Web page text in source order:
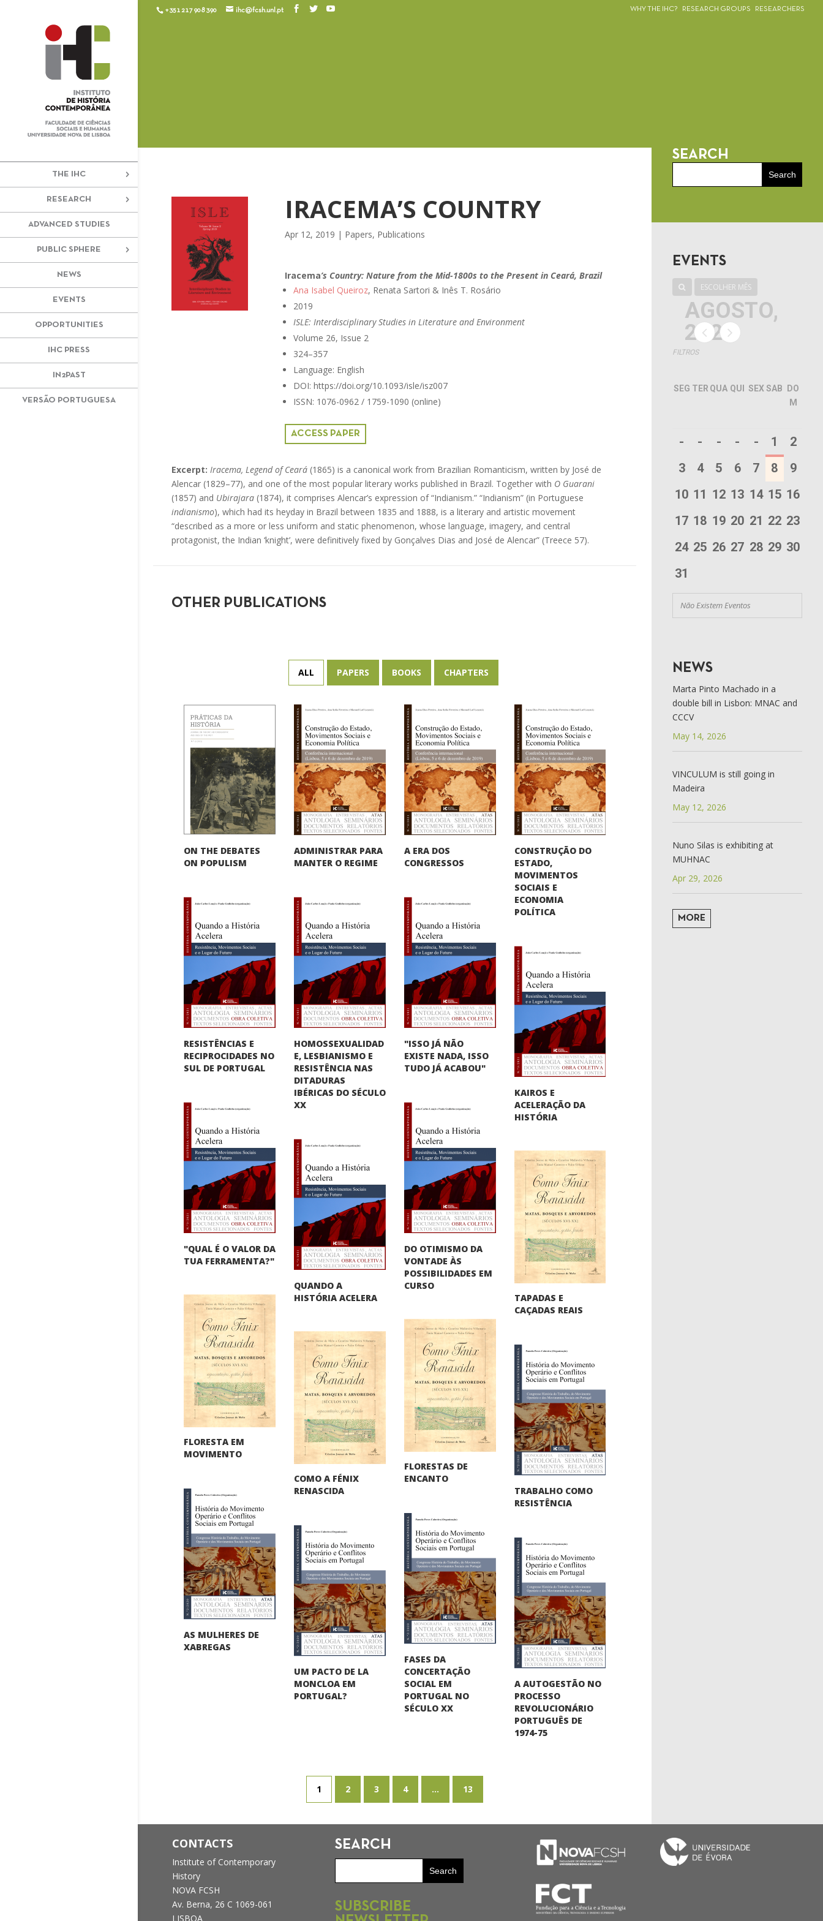
+351 217 908 390 ihc@fcsh.unl.pt WHY THE IHC? RESEARCH GROUPS RESEARCHERS
THE IHC
RESEARCH
ADVANCED STUDIES
PUBLIC SPHERE
NEWS
EVENTS
OPPORTUNITIES
IHC PRESS
IN2PAST
VERSÃO PORTUGUESA
IRACEMA’S COUNTRY
Apr 12, 2019 | Papers, Publications
Iracema’s Country: Nature from the Mid-1800s to the Present in Ceará, Brazil
Ana Isabel Queiroz, Renata Sartori & Inês T. Rosário
2019
ISLE: Interdisciplinary Studies in Literature and Environment
Volume 26, Issue 2
324–357
Language: English
DOI: https://doi.org/10.1093/isle/isz007
ISSN: 1076-0962 / 1759-1090 (online)
ACCESS PAPER
Excerpt: Iracema, Legend of Ceará (1865) is a canonical work from Brazilian Romanticism, written by José de
Alencar (1829–77), and one of the most popular literary works published in Brazil. Together with O Guarani
(1857) and Ubirajara (1874), it comprises Alencar’s expression of “Indianism.” “Indianism” (in Portuguese
indianismo), which had its heyday in Brazil between 1835 and 1888, is a literary and artistic movement
“described as a more or less uniform and static phenomenon, whose language, imagery, and central
protagonist, the Indian ‘knight’, were definitively fixed by Gonçalves Dias and José de Alencar” (Treece 57).
OTHER PUBLICATIONS
ALL PAPERS BOOKS CHAPTERS
ON THE DEBATES
ON POPULISM
ADMINISTRAR PARA
MANTER O REGIME
A ERA DOS
CONGRESSOS
CONSTRUÇÃO DO
ESTADO,
MOVIMENTOS
SOCIAIS E
ECONOMIA
POLÍTICA
RESISTÊNCIAS E
RECIPROCIDADES NO
SUL DE PORTUGAL
HOMOSSEXUALIDAD
E, LESBIANISMO E
RESISTÊNCIA NAS
DITADURAS
IBÉRICAS DO SÉCULO
XX
"ISSO JÁ NÃO
EXISTE NADA, ISSO
TUDO JÁ ACABOU"
KAIROS E
ACELERAÇÃO DA
HISTÓRIA
"QUAL É O VALOR DA
TUA FERRAMENTA?"
DO OTIMISMO DA
VONTADE ÀS
POSSIBILIDADES EM
CURSO
QUANDO A
HISTÓRIA ACELERA TAPADAS E
CAÇADAS REAIS
FLORESTA EM
MOVIMENTO
FLORESTAS DE
ENCANTO
COMO A FÉNIX
RENASCIDA TRABALHO COMO
RESISTÊNCIA
AS MULHERES DE
XABREGAS
FASES DA
CONCERTAÇÃO
SOCIAL EM
PORTUGAL NO
SÉCULO XX
UM PACTO DE LA
MONCLOA EM
PORTUGAL?
A AUTOGESTÃO NO
PROCESSO
REVOLUCIONÁRIO
PORTUGUÊS DE
1974-75
1 2 3 4 ... 13
SEARCH
EVENTS
ESCOLHER MÊS
AGOSTO,
2026
FILTROS
SEG TER QUA QUI SEX SAB DO
M
- - - - - 1
2
3
4 5 6 7 8
9
10 11 12 13 14 15 16
17 18 19 20 21 22 23
24 25 26 27 28 29 30
31
Não Existem Eventos
NEWS
Marta Pinto Machado in a
double bill in Lisbon: MNAC and
CCCV
May 14, 2026
VINCULUM is still going in
Madeira
May 12, 2026
Nuno Silas is exhibiting at
MUHNAC
Apr 29, 2026
MORE
CONTACTS
Institute of Contemporary
History
NOVA FCSH
Av. Berna, 26 C 1069-061
LISBOA
SEARCH
SUBSCRIBE